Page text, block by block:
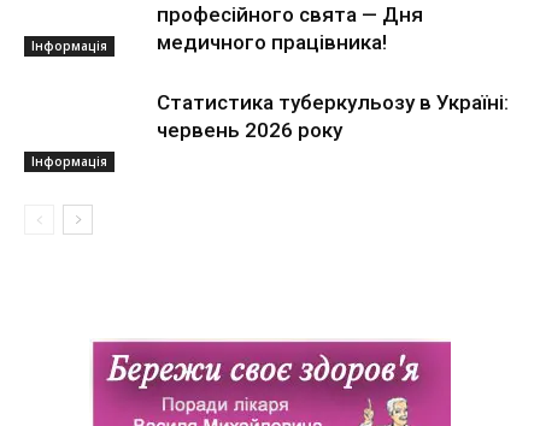
Інформація
професійного свята — Дня
медичного працівника!
Інформація
Статистика туберкульозу в Україні:
червень 2026 року